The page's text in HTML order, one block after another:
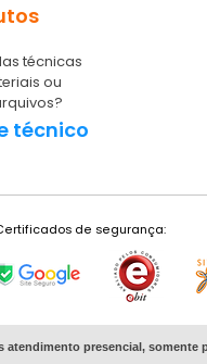
técnicas
ou
técnico
de segurança:
atendimento presencial, somente